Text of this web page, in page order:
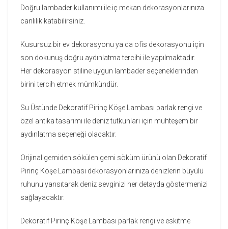
Doğru lambader kullanımı ile iç mekan dekorasyonlarınıza
canlılık katabilirsiniz.
Kusursuz bir ev dekorasyonu ya da ofis dekorasyonu için
son dokunuş doğru aydınlatma tercihi ile yapılmaktadır.
Her dekorasyon stiline uygun lambader seçeneklerinden
birini tercih etmek mümkündür.
Su Üstünde Dekoratif Pirinç Köşe Lambası parlak rengi ve
özel antika tasarımı ile deniz tutkunları için muhteşem bir
aydınlatma seçeneği olacaktır.
Orijinal gemiden sökülen gemi söküm ürünü olan Dekoratif
Pirinç Köşe Lambası dekorasyonlarınıza denizlerin büyülü
ruhunu yansıtarak deniz sevginizi her detayda göstermenizi
sağlayacaktır.
Dekoratif Pirinç Köşe Lambası parlak rengi ve eskitme